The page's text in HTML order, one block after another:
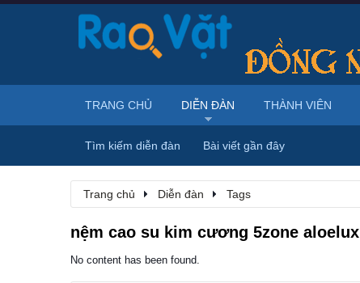
Trang chủ Diễn đàn Tags
nệm cao su kim cương 5zone aloelux
No content has been found.
TRANG CHỦ DIỄN ĐÀN
Tìm kiếm diễn đàn Bài viết gần đây
THÀNH VIÊN